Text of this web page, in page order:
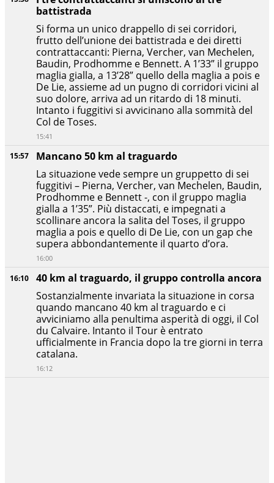
16:10
40 km al traguardo, il gruppo controlla ancora
Sostanzialmente invariata la situazione in corsa
quando mancano 40 km al traguardo e ci
avviciniamo alla penultima asperità di oggi, il Col
du Calvaire. Intanto il Tour è entrato
ufficialmente in Francia dopo la tre giorni in terra
catalana.
16:12
15:57
Mancano 50 km al traguardo
La situazione vede sempre un gruppetto di sei
fuggitivi – Pierna, Vercher, van Mechelen, Baudin,
Prodhomme e Bennett -, con il gruppo maglia
gialla a 1’35”. Più distaccati, e impegnati a
scollinare ancora la salita del Toses, il gruppo
maglia a pois e quello di De Lie, con un gap che
supera abbondantemente il quarto d’ora.
16:00
battistrada
Si forma un unico drappello di sei corridori,
frutto dell’unione dei battistrada e dei diretti
contrattaccanti: Pierna, Vercher, van Mechelen,
Baudin, Prodhomme e Bennett. A 1’33” il gruppo
maglia gialla, a 13’28” quello della maglia a pois e
De Lie, assieme ad un pugno di corridori vicini al
suo dolore, arriva ad un ritardo di 18 minuti.
Intanto i fuggitivi si avvicinano alla sommità del
Col de Toses.
15:41